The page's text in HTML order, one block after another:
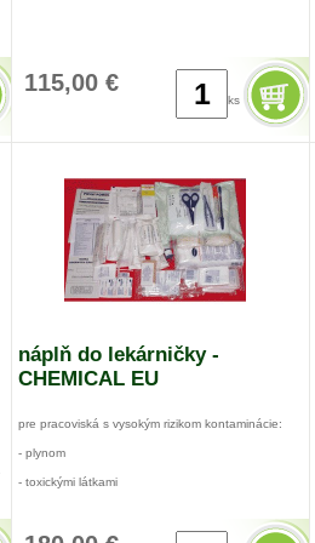
115,00 €
ks
náplň do lekárničky -
CHEMICAL EU
pre pracoviská s vysokým rizikom kontaminácie:
- plynom
- toxickými látkami